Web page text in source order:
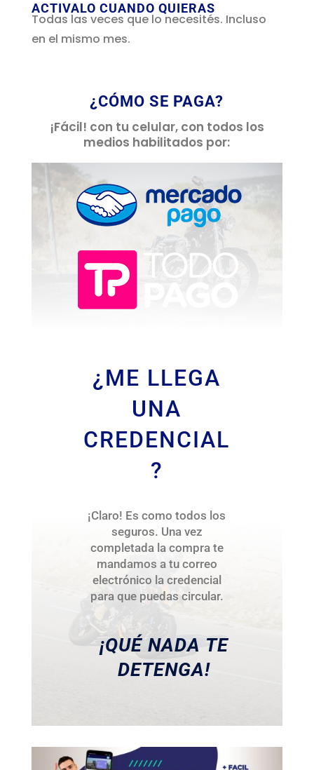
ACTIVALO CUANDO QUIERAS
Todas las veces que lo necesités. Incluso
en el mismo mes.
¿CÓMO SE PAGA?
¡Fácil! con tu celular, con todos los
medios habilitados por:
¿ME LLEGA
UNA
CREDENCIAL
?
¡Claro! Es como todos los
seguros. Una vez
completada la compra te
mandamos a tu correo
electrónico la credencial
para que puedas circular.
¡QUÉ NADA TE
DETENGA!